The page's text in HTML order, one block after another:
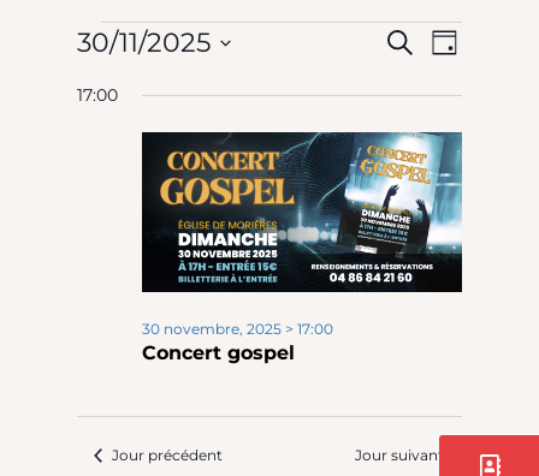
for
30
2025
et
de
Recherche
Jour
30/11/2025
une
17:00
Concert gospel
30 novembre, 2025 > 17:00
Jour précédent Jour suivant Contact